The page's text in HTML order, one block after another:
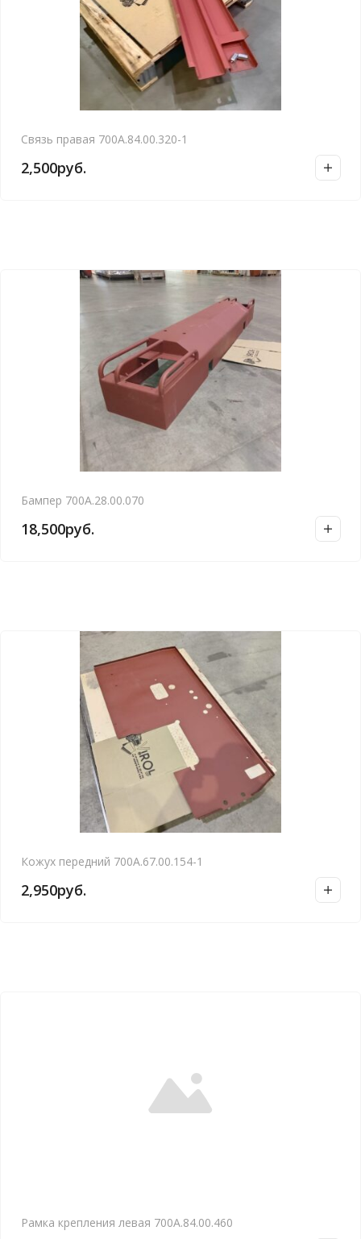
Связь правая 700А.84.00.320-1
2,500руб.
Бампер 700А.28.00.070
18,500руб.
Кожух передний 700А.67.00.154-1
2,950руб.
Рамка крепления левая 700А.84.00.460